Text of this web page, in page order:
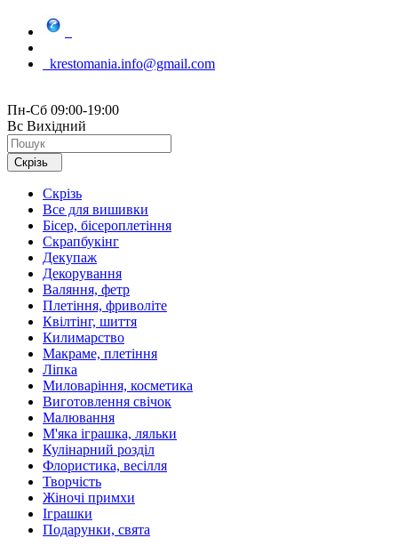
krestomania.info@gmail.com
Пн-Сб 09:00-19:00
Вс Вихідний
Скрізь
Скрізь
Все для вишивки
Бісер, бісероплетіння
Скрапбукінг
Декупаж
Декорування
Валяння, фетр
Плетіння, фриволіте
Квілтінг, шиття
Килимарство
Макраме, плетіння
Ліпка
Миловаріння, косметика
Виготовлення свічок
Малювання
М'яка іграшка, ляльки
Кулінарний розділ
Флористика, весілля
Творчість
Жіночі примхи
Іграшки
Подарунки, свята